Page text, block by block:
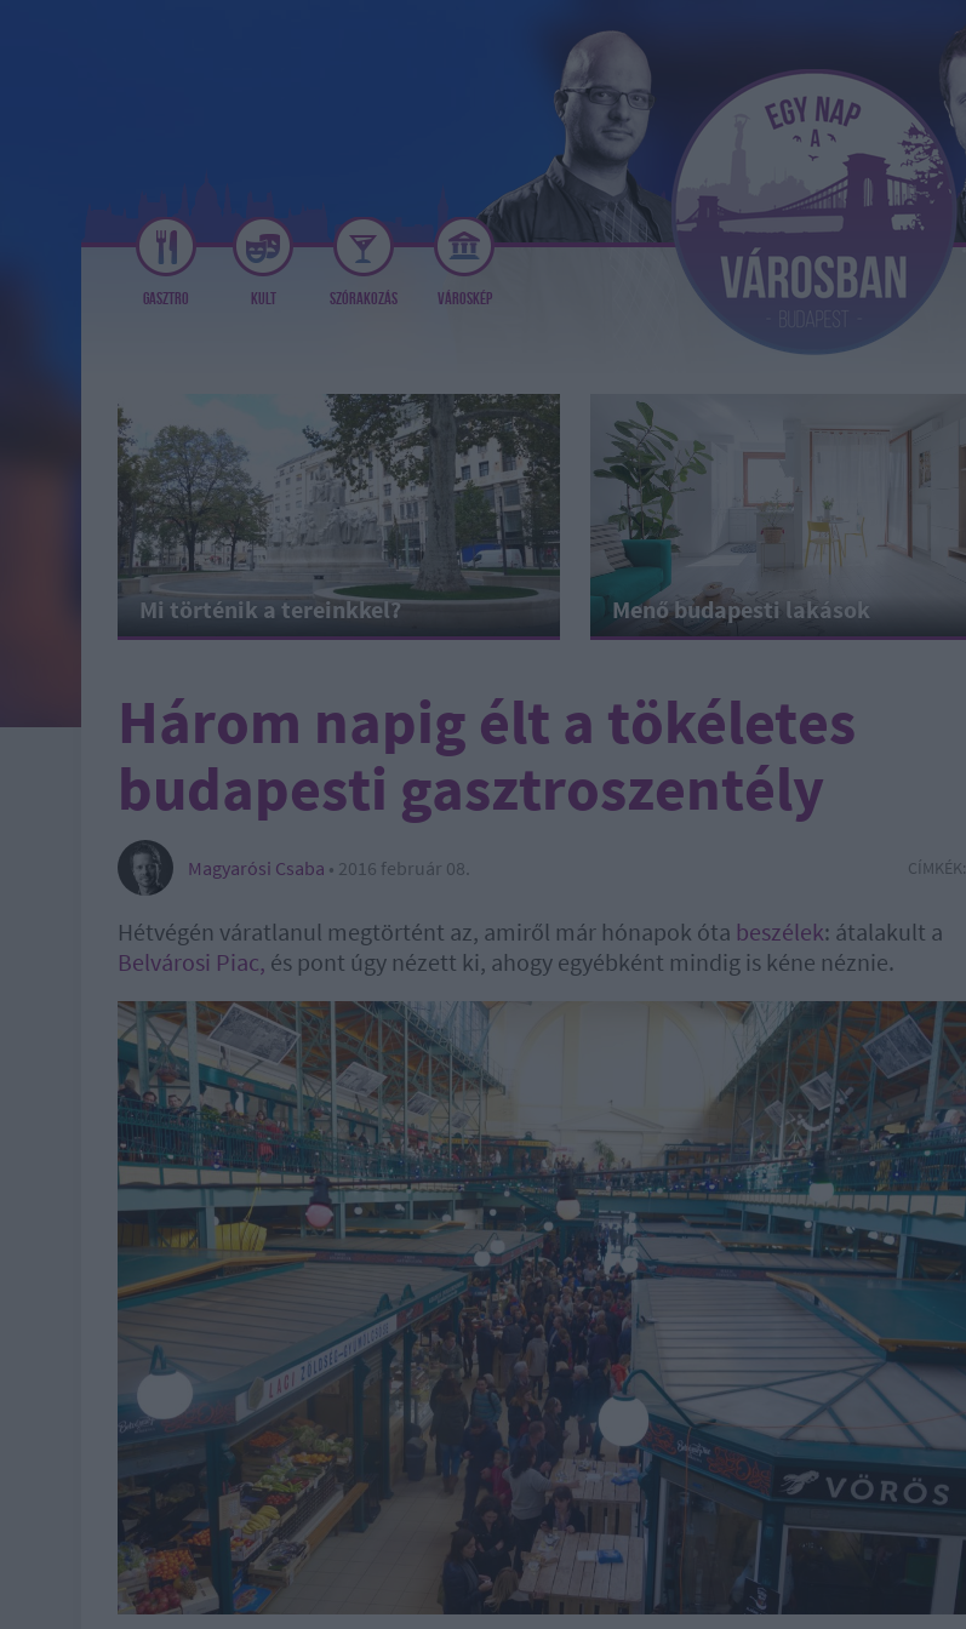
GASZTRO KULT SZÓRAKOZÁS VÁROSKÉP
Mi történik a tereinkkel? Menő budapesti lakások
Három napig élt a tökéletes
budapesti gasztroszentély
Magyarósi Csaba • 2016 február 08. CÍMKÉK:
Hétvégén váratlanul megtörtént az, amiről már hónapok óta beszélek: átalakult a
Belvárosi Piac, és pont úgy nézett ki, ahogy egyébként mindig is kéne néznie.